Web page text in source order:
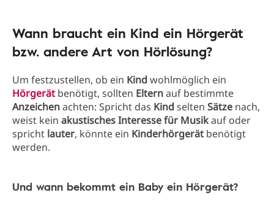
Wann braucht ein Kind ein Hörgerät
bzw. andere Art von Hörlösung?
Um festzustellen, ob ein Kindwohlmöglich ein
Hörgerät benötigt, sollten Elternauf bestimmte
Anzeichenachten: Spricht das Kindselten Sätze nach,
weist kein akustisches Interesse für Musikauf oder
spricht lauter, könnte ein Kinderhörgerät benötigt
werden.
Und wann bekommt ein Baby ein Hörgerät?